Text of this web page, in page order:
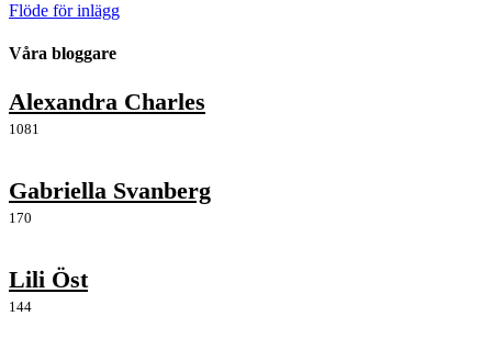
Flöde för inlägg
Våra bloggare
Alexandra Charles
1081
Gabriella Svanberg
170
Lili Öst
144